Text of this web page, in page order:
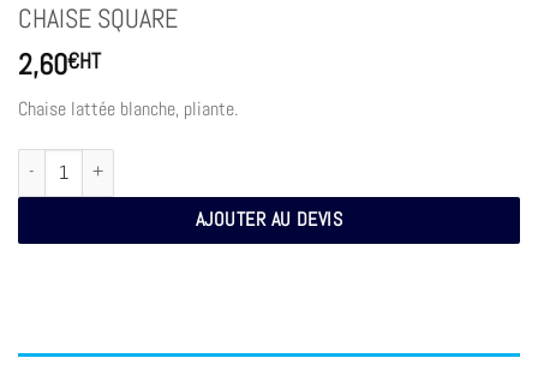
CHAISE SQUARE
2,60€HT
Chaise lattée blanche, pliante.
quantité de CHAISE SQUARE
AJOUTER AU DEVIS